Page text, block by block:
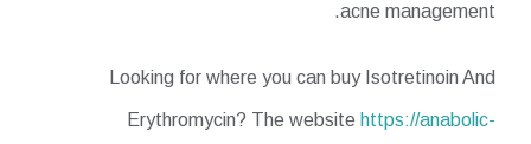
acne management.
Looking for where you can buy Isotretinoin And
Erythromycin? The website https://anabolic-